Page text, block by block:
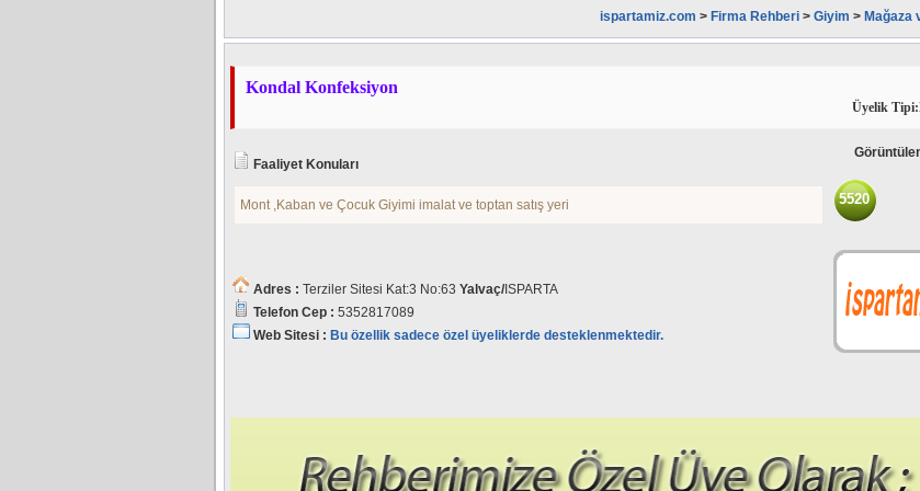
ispartamiz.com > Firma Rehberi > Giyim > Mağaza
Kondal Konfeksiyon
Üyelik
Faaliyet Konuları
Mont ,Kaban ve Çocuk Giyimi imalat ve toptan satış yeri 5520
Adres : Terziler Sitesi Kat:3 No:63 Yalvaç/ ISPARTA
Telefon Cep : 5352817089
Web Sitesi : Bu özellik sadece özel üyeliklerde desteklenmektedir.